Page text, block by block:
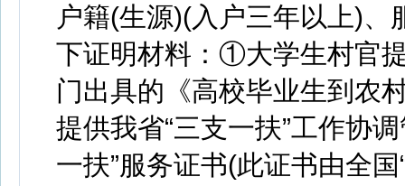
户籍(生源)(入户三年以上)
下证明材料：①大学生村官
门出具的《高校毕业生到农
提供我省“三支一扶”工作协
一扶”服务证书(此证书由全